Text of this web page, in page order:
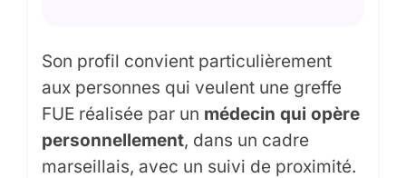
Son profil convient particulièrement
aux personnes qui veulent une greffe
FUE réalisée par un médecin qui opère
personnellement, dans un cadre
marseillais, avec un suivi de proximité.